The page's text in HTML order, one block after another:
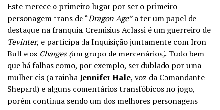
Este merece o primeiro lugar por ser o primeiro
personagem trans de “Dragon Age”a ter um papel de
destaque na franquia. Cremisius Aclassi é um guerreiro de
Tevinter, e participa da Inquisição juntamente com Iron
Bull e os Charges (um grupo de mercenários). Tudo bem
que há falhas como, por exemplo, ser dublado por uma
mulher cis (a rainhaJennifer Hale, voz da Comandante
Shepard) e alguns comentários transfóbicos no jogo,
porém continua sendo um dos melhores personagens